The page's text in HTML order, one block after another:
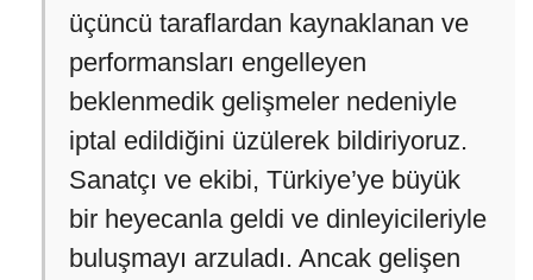
üçüncü taraflardan kaynaklanan ve
performansları engelleyen
beklenmedik gelişmeler nedeniyle
iptal edildiğini üzülerek bildiriyoruz.
Sanatçı ve ekibi, Türkiye’ye büyük
bir heyecanla geldi ve dinleyicileriyle
buluşmayı arzuladı. Ancak gelişen